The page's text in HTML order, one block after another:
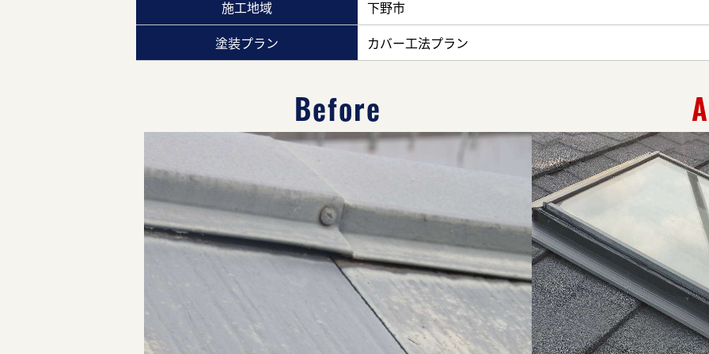
施工地域
下野市
塗装プラン
カバー工法プラン
Before